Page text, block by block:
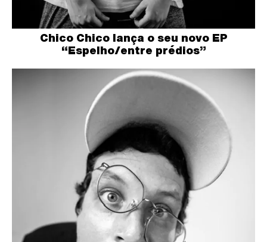
Chico Chico lança o seu novo EP
“Espelho/entre prédios”